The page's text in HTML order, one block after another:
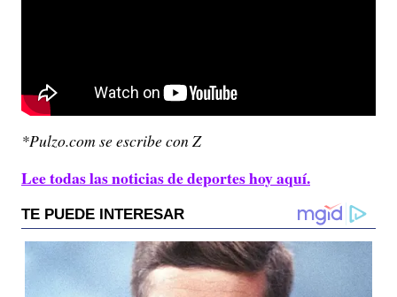
*Pulzo.com se escribe con Z
Lee todas las noticias de deportes hoy aquí.